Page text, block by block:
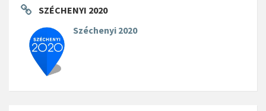
SZÉCHENYI 2020
Széchenyi 2020